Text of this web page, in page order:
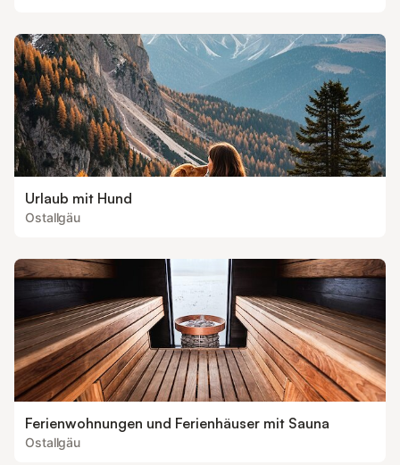
Urlaub mit Hund
Ostallgäu
Ferienwohnungen und Ferienhäuser mit Sauna
Ostallgäu